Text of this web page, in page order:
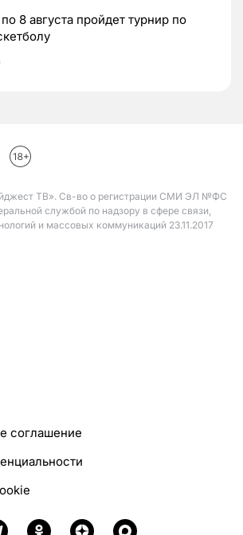
8 августа пройдет турнир по
ТВ». Св-во о регистрации СМИ ЭЛ №ФС
службой по надзору в сфере связи,
и массовых коммуникаций 23.11.2017
соглашение